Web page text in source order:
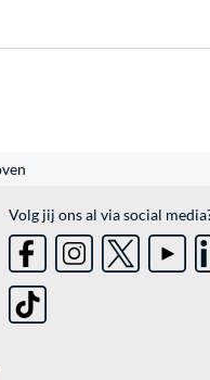
Volg jij ons al via social